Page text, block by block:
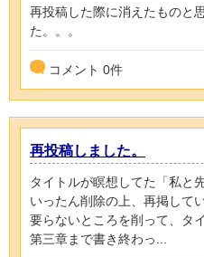
再投稿した際に消えたものと
た。。。
コメント 0件
再投稿しました。
タイトルが瞑想してた「私と
いったん削除の上、再掲してい
要らないところを削って、タ
第三章まで書き終わっ...